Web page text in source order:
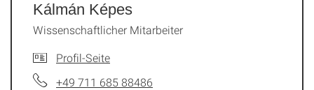
Kálmán Képes
Wissenschaftlicher Mitarbeiter
Profil-Seite
+49 711 685 88486